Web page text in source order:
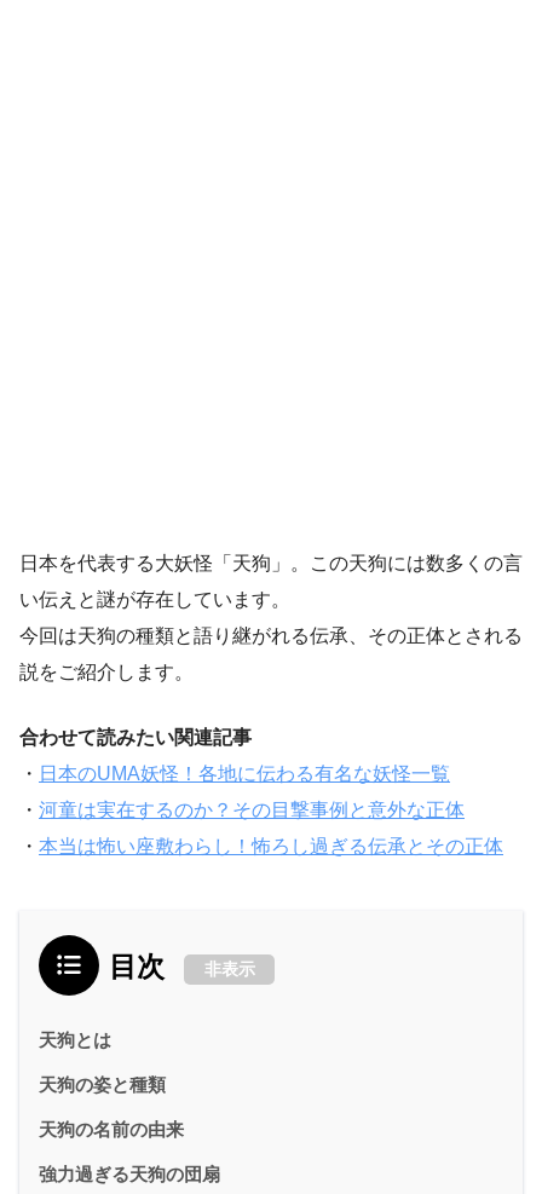
日本を代表する大妖怪「天狗」。この天狗には数多くの言
い伝えと謎が存在しています。
今回は天狗の種類と語り継がれる伝承、その正体とされる
説をご紹介します。
合わせて読みたい関連記事
・ 日本のUMA妖怪！各地に伝わる有名な妖怪一覧
・ 河童は実在するのか？その目撃事例と意外な正体
・ 本当は怖い座敷わらし！怖ろし過ぎる伝承とその正体
目次 非表示
天狗とは
天狗の姿と種類
天狗の名前の由来
強力過ぎる天狗の団扇